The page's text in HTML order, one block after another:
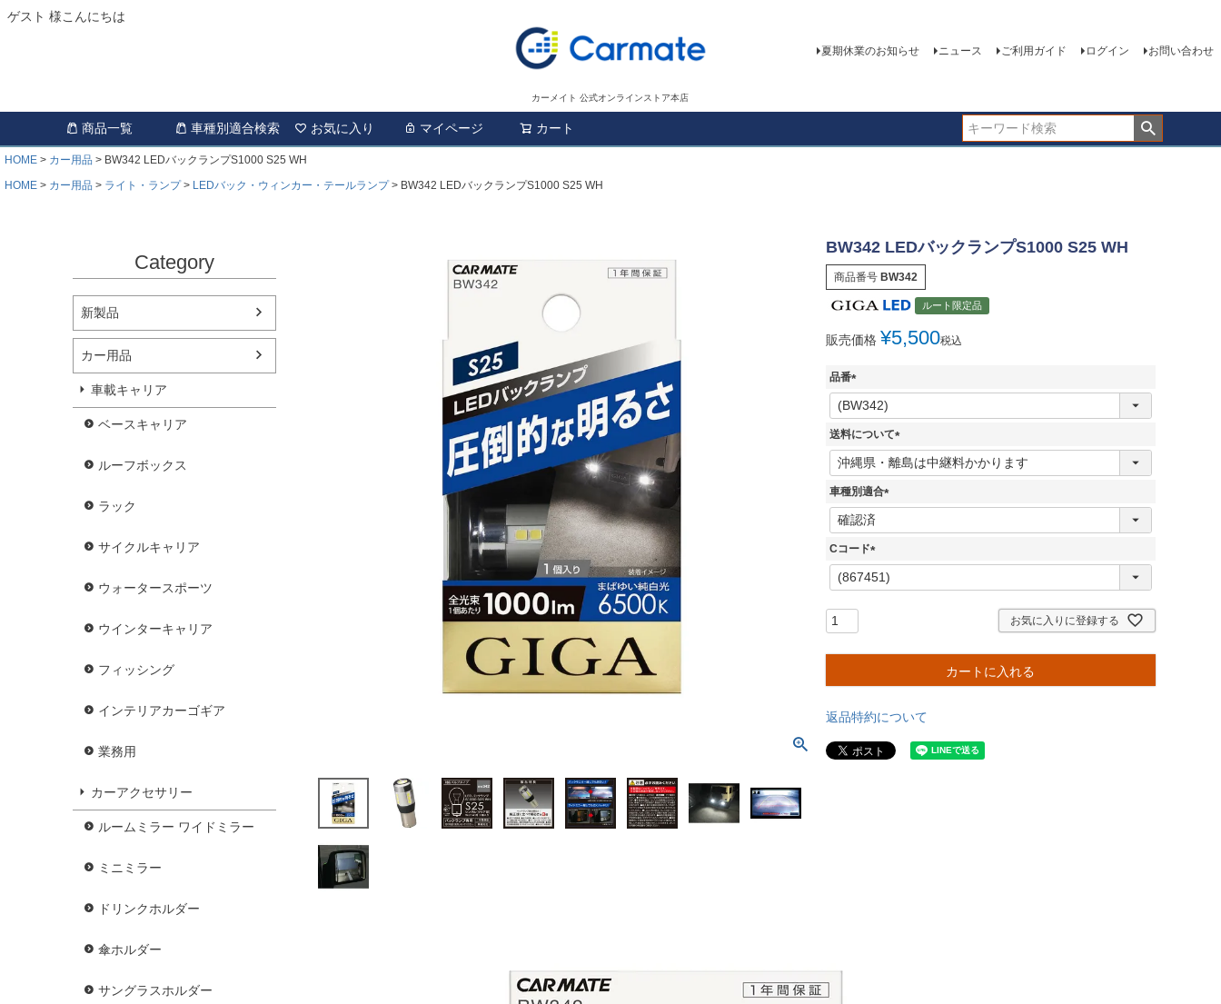
ゲスト 様こんにちは
カーメイト 公式オンラインストア本店
夏期休業のお知らせ ニュース ご利用ガイド ログイン お問い合わせ
商品一覧 車種別適合検索 お気に入り マイページ カート
HOME カー用品
BW342 LEDバックランプS1000 S25 WH
HOME
カー用品 ライト・ランプ LEDバック・ウィンカー・テールランプ BW342 LEDバックランプS1000 S25 WH
Category
新製品
カー用品
車載キャリア
ベースキャリア
ルーフボックス
ラック
サイクルキャリア
ウォータースポーツ
ウインターキャリア
フィッシング
インテリアカーゴギア
業務用
カーアクセサリー
ルームミラー ワイドミラー
ミニミラー
ドリンクホルダー
傘ホルダー
サングラスホルダー
BW342 LEDバックランプS1000 S25 WH
商品番号 BW342
ルート限定品
販売価格 ¥5,500税込
品番
(
必
須
送料について
(
必
車種別適合
(
Cコード
(
必
お気に入りに登録する
カートに入れる
返品特約について